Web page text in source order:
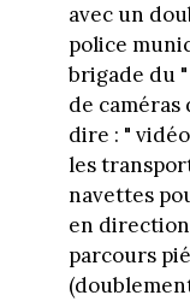
avec un
police
brigade du
de
dire : "
les
navettes
en
parcours